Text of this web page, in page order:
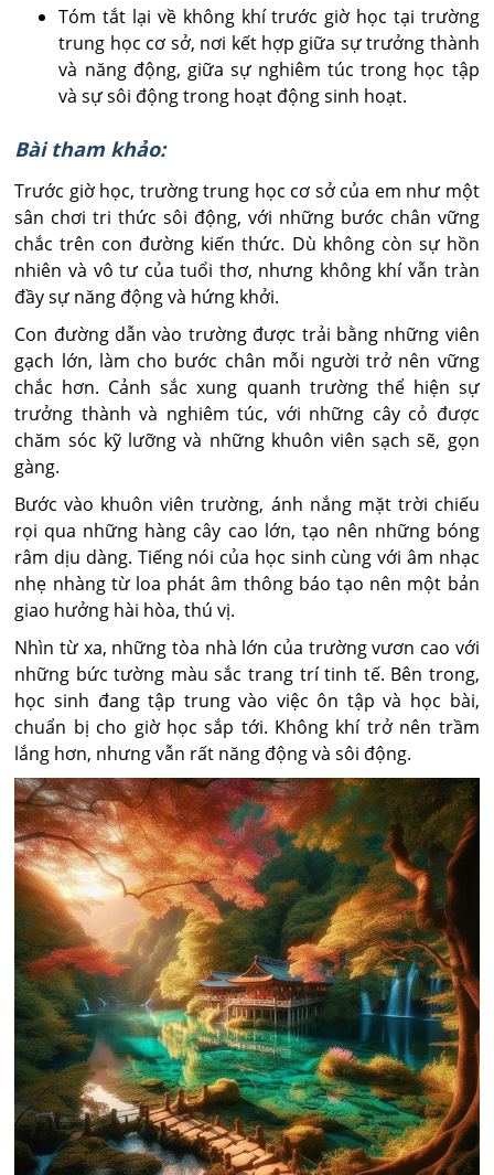
Tóm tắt lại về không khí trước giờ học tại trường
trung học cơ sở, nơi kết hợp giữa sự trưởng thành
và năng động, giữa sự nghiêm túc trong học tập
và sự sôi động trong hoạt động sinh hoạt.
Bài tham khảo:
Trước giờ học, trường trung học cơ sở của em như một
sân chơi tri thức sôi động, với những bước chân vững
chắc trên con đường kiến thức. Dù không còn sự hồn
nhiên và vô tư của tuổi thơ, nhưng không khí vẫn tràn
đầy sự năng động và hứng khởi.
Con đường dẫn vào trường được trải bằng những viên
gạch lớn, làm cho bước chân mỗi người trở nên vững
chắc hơn. Cảnh sắc xung quanh trường thể hiện sự
trưởng thành và nghiêm túc, với những cây cỏ được
chăm sóc kỹ lưỡng và những khuôn viên sạch sẽ, gọn
gàng.
Bước vào khuôn viên trường, ánh nắng mặt trời chiếu
rọi qua những hàng cây cao lớn, tạo nên những bóng
râm dịu dàng. Tiếng nói của học sinh cùng với âm nhạc
nhẹ nhàng từ loa phát âm thông báo tạo nên một bản
giao hưởng hài hòa, thú vị.
Nhìn từ xa, những tòa nhà lớn của trường vươn cao với
những bức tường màu sắc trang trí tinh tế. Bên trong,
học sinh đang tập trung vào việc ôn tập và học bài,
chuẩn bị cho giờ học sắp tới. Không khí trở nên trầm
lắng hơn, nhưng vẫn rất năng động và sôi động.